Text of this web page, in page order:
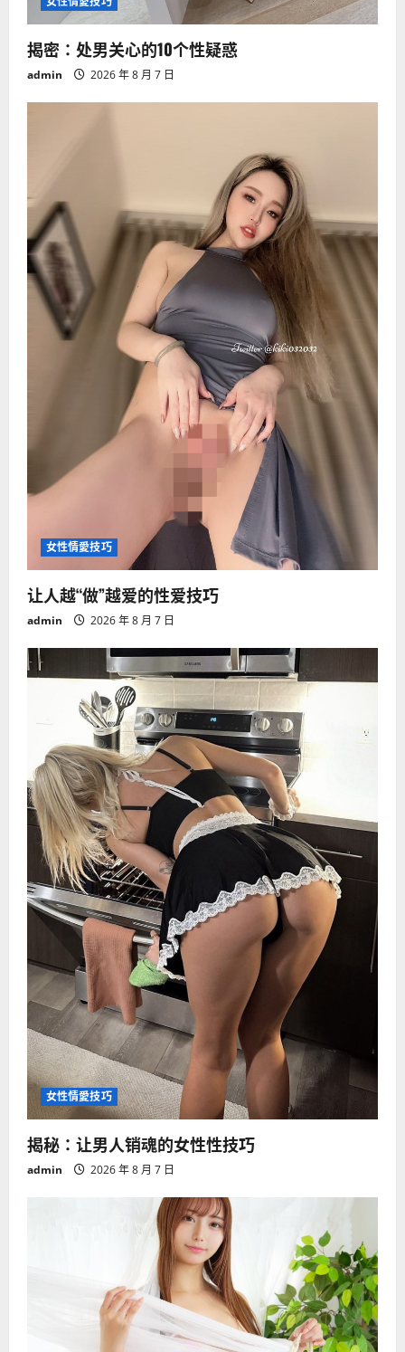
揭密：处男关心的10个性疑惑
admin 2026 年 8 月 7 日
女性情愛技巧
让人越“做”越爱的性爱技巧
admin 2026 年 8 月 7 日
女性情愛技巧
揭秘：让男人销魂的女性性技巧
admin 2026 年 8 月 7 日